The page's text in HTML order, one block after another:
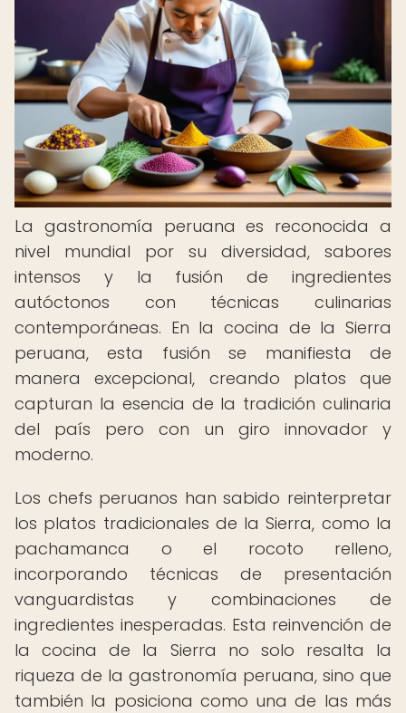
La gastronomía peruana es reconocida a
nivel mundial por su diversidad, sabores
intensos y la fusión de ingredientes
autóctonos con técnicas culinarias
contemporáneas. En la cocina de la Sierra
peruana, esta fusión se manifiesta de
manera excepcional, creando platos que
capturan la esencia de la tradición culinaria
del país pero con un giro innovador y
moderno.
Los chefs peruanos han sabido reinterpretar
los platos tradicionales de la Sierra, como la
pachamanca o el rocoto relleno,
incorporando técnicas de presentación
vanguardistas y combinaciones de
ingredientes inesperadas. Esta reinvención de
la cocina de la Sierra no solo resalta la
riqueza de la gastronomía peruana, sino que
también la posiciona como una de las más